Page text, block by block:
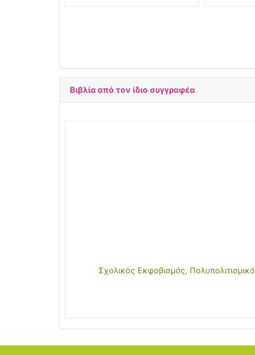
Βιβλία από τον ίδιο συγγραφέα
Σχολικός Εκφοβισμός,